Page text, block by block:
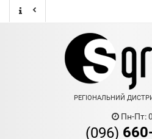
РЕГІОНАЛЬНИЙ
Пн-Пт:
(096)